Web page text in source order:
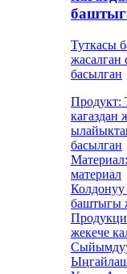
Туткасы
жасалган
басылган
Продукт:
кагаздан
басылган
материал
Колдонуу
баштыгы
жекече